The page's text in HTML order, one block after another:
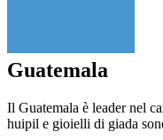
Guatemala
Il Guatemala è leader nel
huipil e gioielli di giada